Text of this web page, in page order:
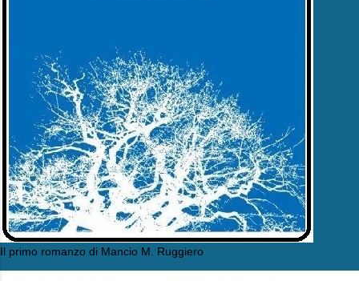
Il primo romanzo di Mancio M. Ruggiero